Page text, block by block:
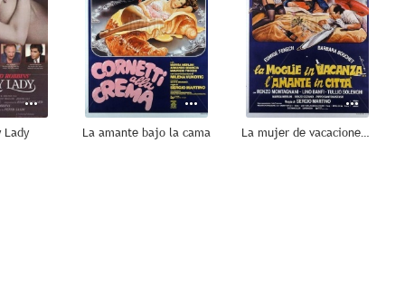
Lady La amante bajo la cama La mujer de vacaciones, la amante en la ciudad